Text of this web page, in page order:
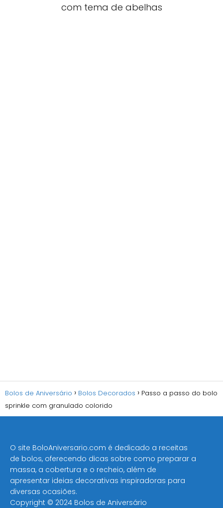
com tema de abelhas
Bolos de Aniversário Bolos Decorados
Passo a passo do bolo
sprinkle com granulado colorido
O site BoloAniversario.com é dedicado a receitas
de bolos, oferecendo dicas sobre como preparar a
massa, a cobertura e o recheio, além de
apresentar ideias decorativas inspiradoras para
diversas ocasiões​.
Copyright © 2024 Bolos de Aniversário